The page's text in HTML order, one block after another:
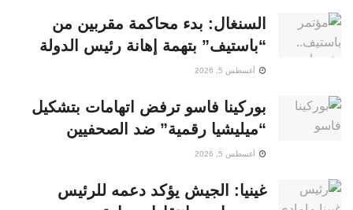
السنغال: بدء محاكمة مقربين من
“باستيف” بتهمة إهانة رئيس الدولة
أغسطس 5, 2026
بوركينا فاسو ترفض اتهامات بتشكيل
“ميليشيا رقمية” ضد الصحفيين
أغسطس 5, 2026
غينيا: الجيش يؤكد دعمه للرئيس